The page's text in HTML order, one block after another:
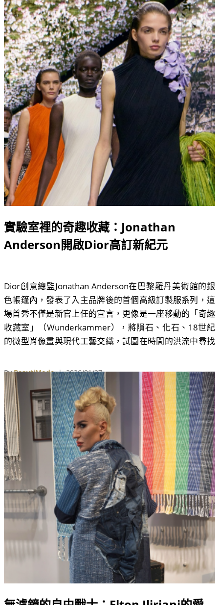
實驗室裡的奇趣收藏：Jonathan
Anderson開啟Dior高訂新紀元
Dior創意總監Jonathan Anderson在巴黎羅丹美術館的銀
色帳篷內，發表了入主品牌後的首個高級訂製服系列，這
場首秀不僅是新官上任的宣言，更像是一座移動的「奇趣
收藏室」（Wunderkammer），將隕石、化石、18世紀
的微型肖像畫與現代工藝交織，試圖在時間的洪流中尋找
ByBeautiMode| 2026/01/27